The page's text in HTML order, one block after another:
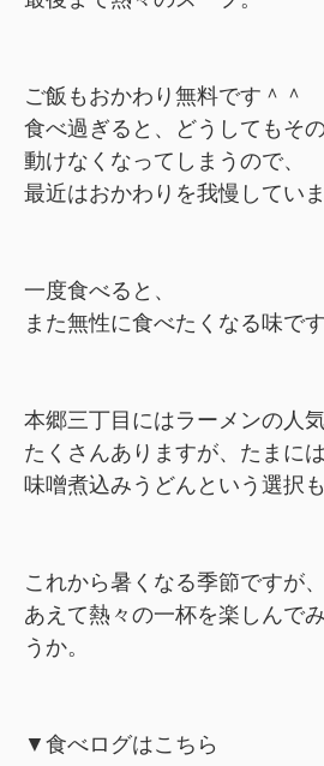
ご飯もおかわり無料です＾＾
食べ過ぎると、どうしてもそ
動けなくなってしまうので、
最近はおかわりを我慢していま
一度食べると、
また無性に食べたくなる味です
本郷三丁目にはラーメンの人
たくさんありますが、たまには
味噌煮込みうどんという選択
これから暑くなる季節ですが、
あえて熱々の一杯を楽しんで
うか。
▼食べログはこちら